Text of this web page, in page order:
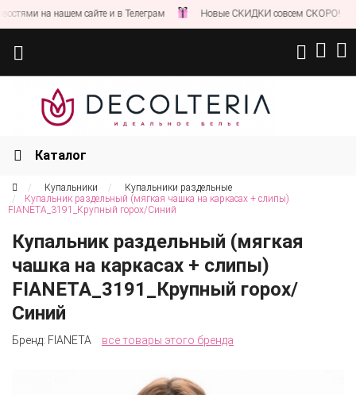
на нашем сайте и в Телеграм Новые СКИДКИ совсем СКОРО!
Каталог
Купальники
Купальники раздельные
Купальник раздельный (мягкая чашка на каркасах + слипы)
FIANETA_3191_Крупный горох/Синий
Купальник раздельный (мягкая
чашка на каркасах + слипы)
FIANETA_3191_Крупный горох/
Синий
Бренд: FIANETA все товары этого бренда